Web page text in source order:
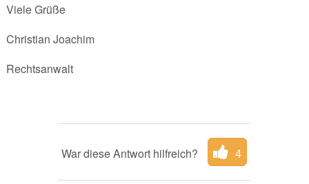
Viele Grüße
Christian Joachim
Rechtsanwalt
War diese Antwort hilfreich? 4